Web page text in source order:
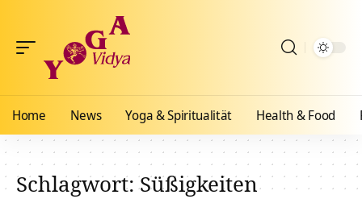
Home News Yoga & Spiritualität Health & Food
Schlagwort:Süßigkeiten